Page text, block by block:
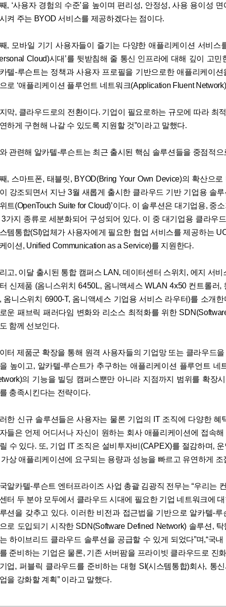
, ‘사용자 경험의 수준’을 높이며 편리성, 안정성, 사용 용이성
켜 주는 BYOD 서비스를 제공하겠다는 점이다.
, 모바일 기기 사용자들이 즐기는 다양한 애플리케이션 서비스
Cloud)시대’를 뒷받침해 줄 통신 인프라에 대해 깊이 고민
텔-루슨트는 정책과 사용자 프로필을 기반으로한 애플리케이
로 ‘애플리케이션 플루언트 네트워크(Application Fluent
막, 클라우드로의 전환이다. 기업이 필요로하는 규모에 따라 최
하게 구현해 나갈 수 있도록 지원할 것”이라고 말했다.
관련해 알카텔-루슨트는 최근 출시된 핵심 솔루션들을 중점적으
, 스마트폰, 태블릿, BYOD(Bring Your Own Device)의 확산으
강조되면서 지난 3월 새롭게 출시한 클라우드 기반 기업용 솔루
트(OpenTouch Suite for Cloud)’이다. 이 솔루션은 대기업용, 중
3가지 종류로 세분화되어 구성되어 있다. 이 중 대기업용 클라우
템통합(SI)업체가 사용자에게 필요한 협업 서비스를 제공하는
이션, Unified Communication as a Service)를 지원한다.
고, 이달 출시된 통합 캠퍼스 LAN, 데이터센터 스위치, 에지 서비
신제품 (옴니스위치 6450L, 옴니액세스 WLAN 4x50 컨트롤러,
옴니스위치 6900-T, 옴니액세스 기업용 서비스 라우터)를 소개
운 패브릭 패러다임 변화와 리소스 최적화를 위한
함께 선보인다.
터 제품군 확장을 통해 원격 사용자들의 기업망 또는 클라우드
높이고, 알카텔-루슨트가 추구하는 애플리케이션 플루언트 네
의 기능을 빌딩 캠퍼스뿐만 아니라 지점까지 범위를 확장
충족시킨다는 전략이다.
한 신규 솔루션들은 사용자는 물론 기업의 IT 조직에 다양한 혜
들은 언제 어디서나 자신이 원하는 회사 애플리케이션에 접속
수 있다. 또, 기업 IT 조직은 설비투자비(CAPEX)를 절감하며,
가상 애플리케이션에 요구되는 용량과 성능을 빠르고 유연하게 조
알카텔-루슨트 엔터프라이즈 사업 총괄 김광직 전무는 “우리는
터 두 분야 모두에서 클라우드 시대에 필요한 기업 네트워크에
션을 갖추고 있다. 이러한 비전과 접근법을 기반으로 알카텔-루
로 도입되기 시작한 SDN(Software Defined Network) 솔루션,
하이브리드 클라우드 솔루션을 공급할 수 있게 되었다”며,“국
준비하는 기업은 물론, 기존 서버팜을 프라이빗 클라우드로 진
업, 퍼블릭 클라우드를 준비하는 대형 SI(시스템통합)회사, 통
을 강화할 계획” 이라고 말했다.